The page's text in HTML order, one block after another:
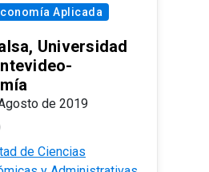
Aplicada
Universidad
de 2019
de Ciencias